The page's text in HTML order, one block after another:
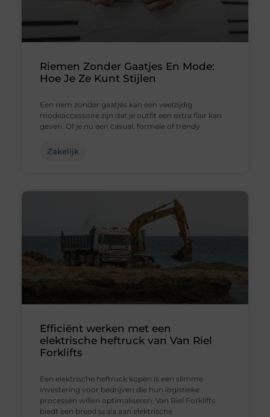
Riemen Zonder Gaatjes En Mode:
Hoe Je Ze Kunt Stijlen
Een riem zonder gaatjes kan een veelzijdig
modeaccessoire zijn dat je outfit een extra flair kan
geven. Of je nu een casual, formele of trendy
Zakelijk
Efficiënt werken met een
elektrische heftruck van Van Riel
Forklifts
Een elektrische heftruck kopen is een slimme
investering voor bedrijven die hun logistieke
processen willen optimaliseren. Van Riel Forklifts
biedt een breed scala aan elektrische